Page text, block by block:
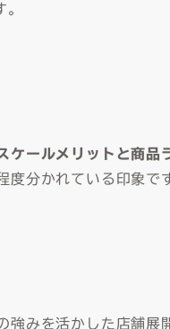
ケールメリットと商品
分かれている印象で
みを活かした店舗展